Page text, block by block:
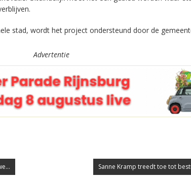
stad, wordt het project ondersteund door de
Advertentie
Sanne Kramp treedt toe tot